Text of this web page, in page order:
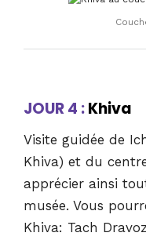
JOUR 4 :Khiva
Visite guidée de
Khiva) et du
apprécier ainsi
musée. Vous
Khiva: Tach